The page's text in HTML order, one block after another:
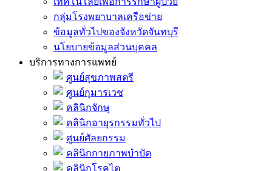
กลุ่มโรงพยาบาลเครือข่าย
ข้อมูลทั่วไปของจังหวัดจันทบุรี
นโยบายข้อมูลส่วนบุคคล
บริการทางการแพทย์
ศูนย์สุขภาพสตรี
ศูนย์กุมารเวช
คลินิกจักษุ
คลินิกอายุรกรรมทั่วไป
ศูนย์ศัลยกรรม
คลินิกกายภาพบำบัด
คลินิกโรคไต